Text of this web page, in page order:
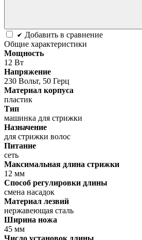
Добавить в сравнение
Общие характеристики
Мощность
12 Вт
Напряжение
230 Вольт, 50 Герц
Материал корпуса
пластик
Тип
машинка для стрижки
Назначение
для стрижки волос
Питание
сеть
Максимальная длина стрижки
12 мм
Способ регулировки длины
смена насадок
Материал лезвий
нержавеющая сталь
Ширина ножа
45 мм
Число установок длины